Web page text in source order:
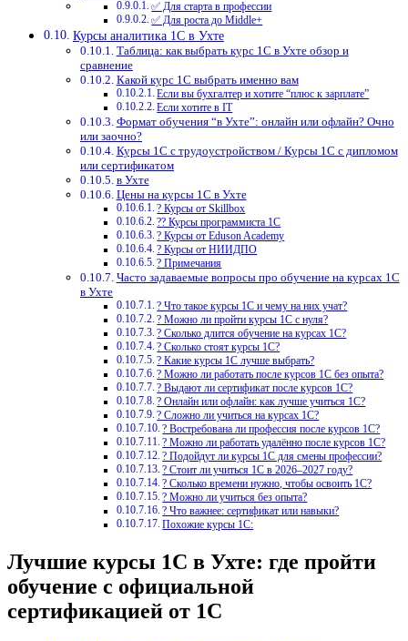
✅ Для старта в профессии
✅ Для роста до Middle+
Курсы аналитика 1С в Ухте
Таблица: как выбрать курс 1С в Ухте обзор и
сравнение
Какой курс 1С выбрать именно вам
Если вы бухгалтер и хотите “плюс к зарплате”
Если хотите в IT
Формат обучения “в Ухте”: онлайн или офлайн? Очно
или заочно?
Курсы 1С с трудоустройством / Курсы 1С с дипломом
или сертификатом
в Ухте
Цены на курсы 1С в Ухте
? Курсы от Skillbox
?‍? Курсы программиста 1С
? Курсы от Eduson Academy
? Курсы от НИИДПО
? Примечания
Часто задаваемые вопросы про обучение на курсах 1С
в Ухте
? Что такое курсы 1С и чему на них учат?
? Можно ли пройти курсы 1С с нуля?
? Сколько длится обучение на курсах 1С?
? Сколько стоят курсы 1С?
? Какие курсы 1С лучше выбрать?
? Можно ли работать после курсов 1С без опыта?
? Выдают ли сертификат после курсов 1С?
? Онлайн или офлайн: как лучше учиться 1С?
? Сложно ли учиться на курсах 1С?
? Востребована ли профессия после курсов 1С?
? Можно ли работать удалённо после курсов 1С?
? Подойдут ли курсы 1С для смены профессии?
? Стоит ли учиться 1С в 2026–2027 году?
? Сколько времени нужно, чтобы освоить 1С?
? Можно ли учиться без опыта?
? Что важнее: сертификат или навыки?
Похожие курсы 1С:
Лучшие курсы 1С в Ухте: где пройти
обучение с официальной
сертификацией от 1С